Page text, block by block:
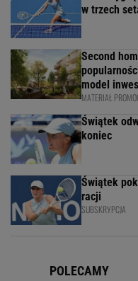
w trzech
Second
model
MATERIAŁ
Świątek
koniec
Świątek
racji
SUBSKRYPCJA
POLECAMY